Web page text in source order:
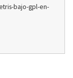
bajo-gpl-en-